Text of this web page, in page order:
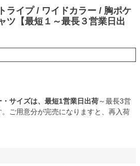
ライプ / ワイドカラー / 胸ポケ
ツ【最短１～最長３営業日出
サイズは、最短1営業日出荷～最長3営
ご用意分が完売になりますと、再入荷